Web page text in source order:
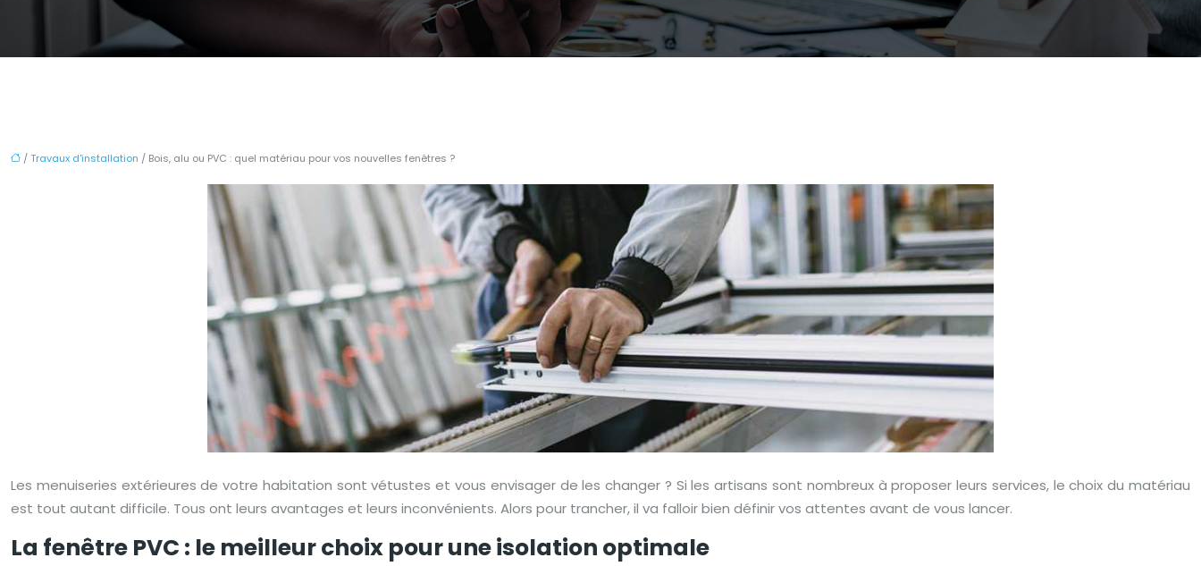
/Travaux d'installation / Bois, alu ou PVC : quel matériau pour vos nouvelles fenêtres ?
Les menuiseries extérieures de votre habitation sont vétustes et vous envisager de les changer ? Si les artisans sont nombreux à proposer leurs services, le choix du matériau
est tout autant difficile. Tous ont leurs avantages et leurs inconvénients. Alors pour trancher, il va falloir bien définir vos attentes avant de vous lancer.
La fenêtre PVC : le meilleur choix pour une isolation optimale